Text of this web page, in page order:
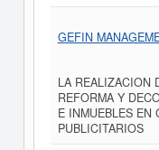
GEFIN
LA REALIZACION
REFORMA Y
E INMUEBLES EN
PUBLICITARIOS